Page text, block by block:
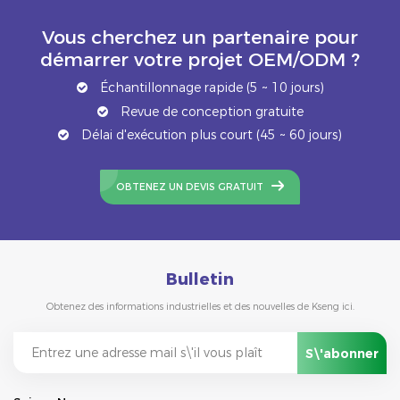
Vous cherchez un partenaire pour
démarrer votre projet OEM/ODM ?
Échantillonnage rapide (5 ~ 10 jours)
Revue de conception gratuite
Délai d'exécution plus court (45 ~ 60 jours)
OBTENEZ UN DEVIS GRATUIT
Bulletin
Obtenez des informations industrielles et des nouvelles de Kseng ici.